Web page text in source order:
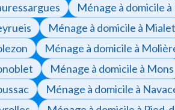
Ménage à domicile
Ménage à domicile à Mialet
Ménage à domicile à
Ménage à domicile à Mons
Ménage à domicile à